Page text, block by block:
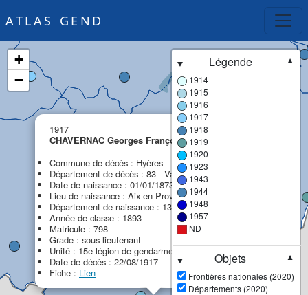
ATLAS GEND
1917
CHAVERNAC Georges François Hippolyte
Commune de décès : Hyères
Département de décès : 83 - Var
Date de naissance : 01/01/1873
Lieu de naissance : Aix-en-Provence
Département de naissance : 13 - Bouches-du-Rhône
Année de classe : 1893
Matricule : 798
Grade : sous-lieutenant
Unité : 15e légion de gendarmerie (15e LG)
Date de décès : 22/08/1917
Fiche : Lien
+
−
Légende
▼
1914
1915
1916
1917
1918
1919
1920
1923
1943
1944
1948
1957
ND
Objets
▼
Frontières nationales (2020)
Départements (2020)